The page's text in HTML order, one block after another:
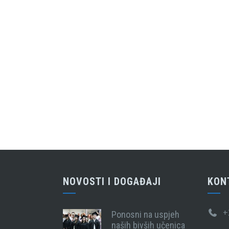
NOVOSTI I DOGAĐAJI
Ponosni na uspjeh
naših bivših učenica